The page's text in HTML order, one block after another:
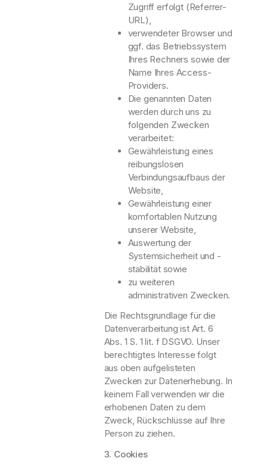
Zugriff erfolgt (Referrer-
URL),
verwendeter Browser und
ggf. das Betriebssystem
Ihres Rechners sowie der
Name Ihres Access-
Providers.
Die genannten Daten
werden durch uns zu
folgenden Zwecken
verarbeitet:
Gewährleistung eines
reibungslosen
Verbindungsaufbaus der
Website,
Gewährleistung einer
komfortablen Nutzung
unserer Website,
Auswertung der
Systemsicherheit und -
stabilität sowie
zu weiteren
administrativen Zwecken.
Die Rechtsgrundlage für die
Datenverarbeitung ist Art. 6
Abs. 1 S. 1 lit. f DSGVO. Unser
berechtigtes Interesse folgt
aus oben aufgelisteten
Zwecken zur Datenerhebung. In
keinem Fall verwenden wir die
erhobenen Daten zu dem
Zweck, Rückschlüsse auf Ihre
Person zu ziehen.
3. Cookies